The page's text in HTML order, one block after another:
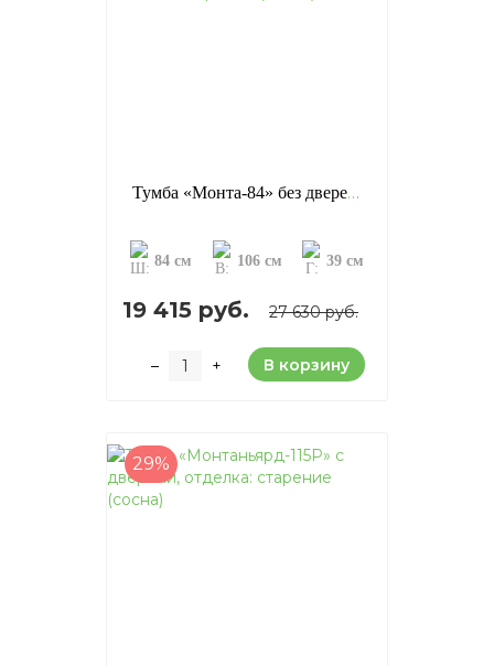
Тумба «Монта-84» без дверей, отделка: старение (сосна)
84 см 106 см 39 см
19 415 руб. 27 630 руб.
– + В корзину
29%